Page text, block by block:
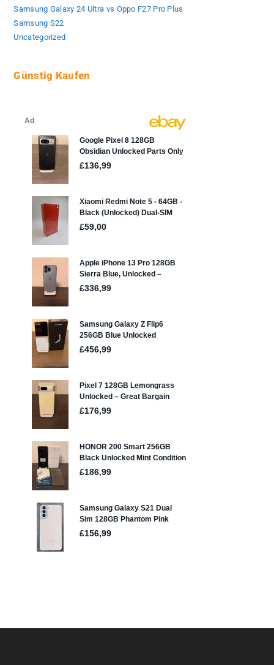
Samsung Galaxy 24 Ultra vs Oppo F27 Pro Plus
Samsung S22
Uncategorized
Günstig Kaufen